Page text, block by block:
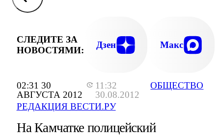
02:31 30
АВГУСТА 2012
11:32
30.08.2012
РЕДАКЦИЯ ВЕСТИ.РУ
ОБЩЕСТВО
СЛЕДИТЕ ЗА
НОВОСТЯМИ:
Дзен Макс
На Камчатке полицейский